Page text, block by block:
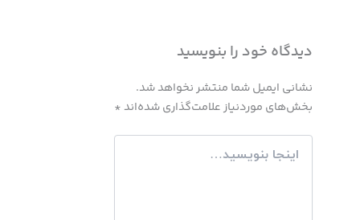
دیدگاه‌ خود را بنویسید
نشانی ایمیل شما منتشر نخواهد شد.
بخش‌های موردنیاز علامت‌گذاری شده‌اند *
اینجا
بنویسید…